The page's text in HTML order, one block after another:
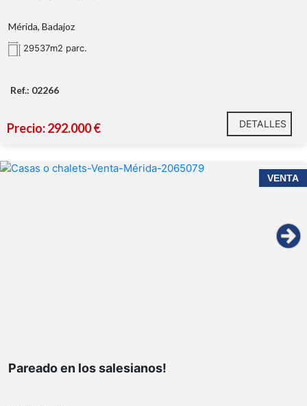
Mérida, Badajoz
29537m2 parc.
Ref.: 02266
Precio: 292.000 € DETALLES
VENTA
Pareado en los salesianos!